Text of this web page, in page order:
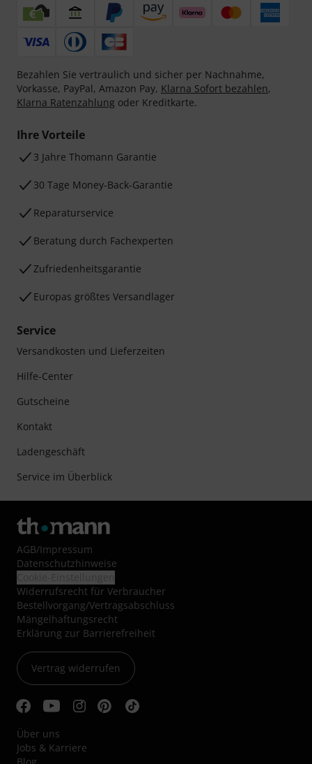
Bezahlen Sie vertraulich und sicher per Nachnahme,
Vorkasse, PayPal, Amazon Pay, Klarna Sofort bezahlen,
Klarna Ratenzahlung oder Kreditkarte.
Ihre Vorteile
3 Jahre Thomann Garantie
30 Tage Money-Back-Garantie
Reparaturservice
Beratung durch Fachexperten
Zufriedenheitsgarantie
Europas größtes Versandlager
Service
Versandkosten und Lieferzeiten
Hilfe-Center
Gutscheine
Kontakt
Ladengeschäft
Service im Überblick
AGB/Impressum
Datenschutzhinweise
Widerrufsrecht für Verbraucher
Bestellvorgang/Vertragsabschluss
Mängelhaftungsrecht
Erklärung zur Barrierefreiheit
Vertrag widerrufen
Über uns
Jobs & Karriere